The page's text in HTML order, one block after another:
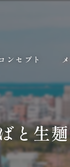
ンセプト
と生